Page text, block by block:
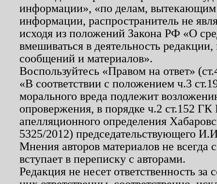
информации», «по делам, вытекающим
информации, распространитель не
исходя из положений Закона РФ «О
вмешиваться в деятельность
сообщений и материалов».
Воспользуйтесь «Правом на ответ»
«В соответствии с положением ч.3
морального вреда подлежит
опровержения, в порядке ч.2 ст.152
апелляционного определения
5325/2012) председательствующего
Мнения авторов материалов не
вступает в переписку с авторами.
Редакция не несет ответственность